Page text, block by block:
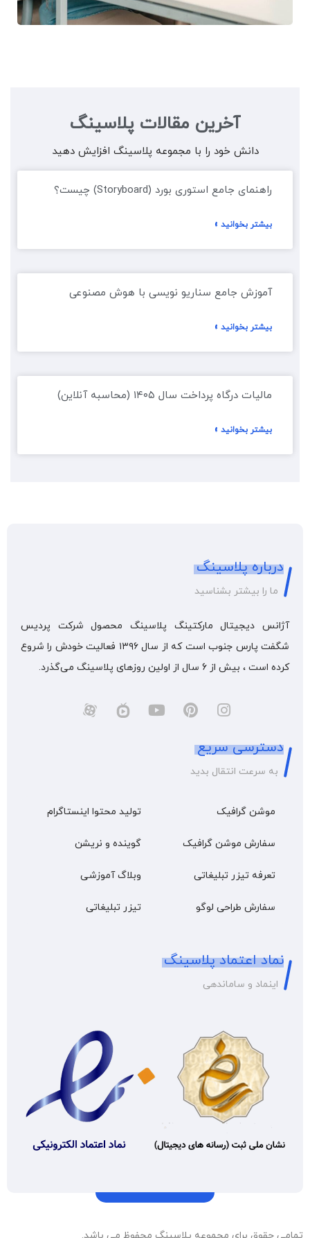
آخرین مقالات پلاسینگ
دانش خود را با مجموعه پلاسینگ افزایش دهید
راهنمای جامع استوری بورد (Storyboard) چیست؟
بیشتر بخوانید »
آموزش جامع سناریو نویسی با هوش مصنوعی
بیشتر بخوانید »
مالیات درگاه پرداخت سال ۱۴۰۵ (محاسبه آنلاین)
بیشتر بخوانید »
درباره پلاسینگ
ما را بیشتر بشناسید
آژانس دیجیتال مارکتینگ پلاسینگ محصول شرکت پردیس
شگفت پارس جنوب است که از سال ۱۳۹۶ فعالیت خودش را شروع
کرده است ، بیش از 6 سال از اولین روزهای پلاسینگ می‌گذرد.
دسترسی سریع
به سرعت انتقال بدید
موشن گرافیک
سفارش موشن گرافیک
تعرفه تیزر تبلیغاتی
سفارش طراحی لوگو
تولید محتوا اینستاگرام
گوینده و نریشن
وبلاگ آموزشی
تیزر تبلیغاتی
نماد اعتماد پلاسینگ
اینماد و ساماندهی